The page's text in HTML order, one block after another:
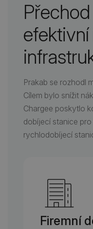
Prakab se rozhodl
Cílem bylo snížit
Chargee poskytlo
dobíjecí stanice
rychlodobíjecí
Firemní